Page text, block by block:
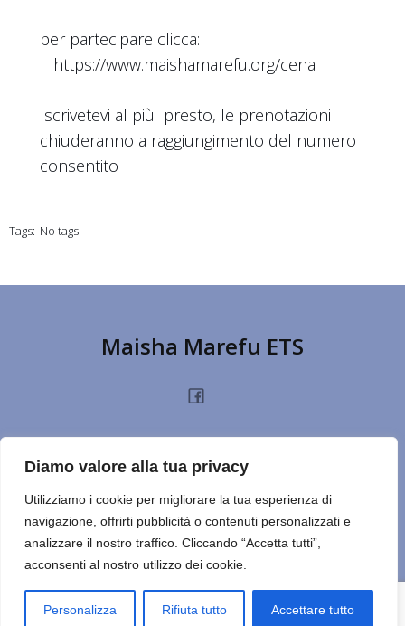
Diamo valore alla tua privacy
Utilizziamo i cookie per migliorare la tua esperienza di
navigazione, offrirti pubblicità o contenuti personalizzati e
analizzare il nostro traffico. Cliccando “Accetta tutti”,
acconsenti al nostro utilizzo dei cookie.
Personalizza Rifiuta tutto Accettare tutto
per partecipare clicca:
https://www.maishamarefu.org/cena
Iscrivetevi al più presto, le prenotazioni
chiuderanno a raggiungimento del numero
consentito
Tags: No tags
Maisha Marefu ETS
HOMECHI SIAMOPROGETTINOTIZIEPRIVACY POLICY
TERMINI D’USOCONTATTIREPORT CERCA SUL SITONOTE
ULTIMO ESERCIZIO
© 2026 Maisha Marefu ETS. Created for free using WordPress
andKubio